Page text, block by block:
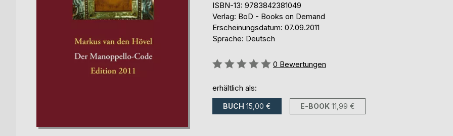
ISBN-13: 9783842381049
Verlag: BoD - Books on Demand
Erscheinungsdatum: 07.09.2011
Sprache: Deutsch
Bewertung::
0 Bewertungen
erhältlich als:
BUCH 15,00 € E-BOOK 11,99 €